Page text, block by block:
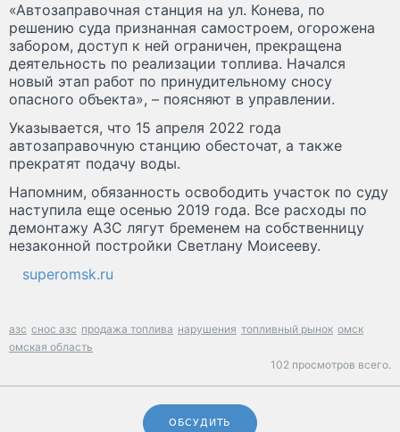
«Автозаправочная станция на ул. Конева, по
решению суда признанная самостроем, огорожена
забором, доступ к ней ограничен, прекращена
деятельность по реализации топлива. Начался
новый этап работ по принудительному сносу
опасного объекта», – поясняют в управлении.
Указывается, что 15 апреля 2022 года
автозаправочную станцию обесточат, а также
прекратят подачу воды.
Напомним, обязанность освободить участок по суду
наступила еще осенью 2019 года. Все расходы по
демонтажу АЗС лягут бременем на собственницу
незаконной постройки Светлану Моисееву.
superomsk.ru
азс снос азс продажа топлива нарушения топливный рынок омск
омская область
102 просмотров всего.
ОБСУДИТЬ